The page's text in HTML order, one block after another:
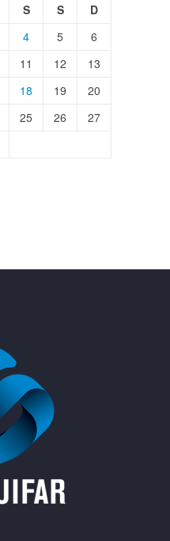
S S
D
4 5
6
11 12
13
18 19
20
25 26
27